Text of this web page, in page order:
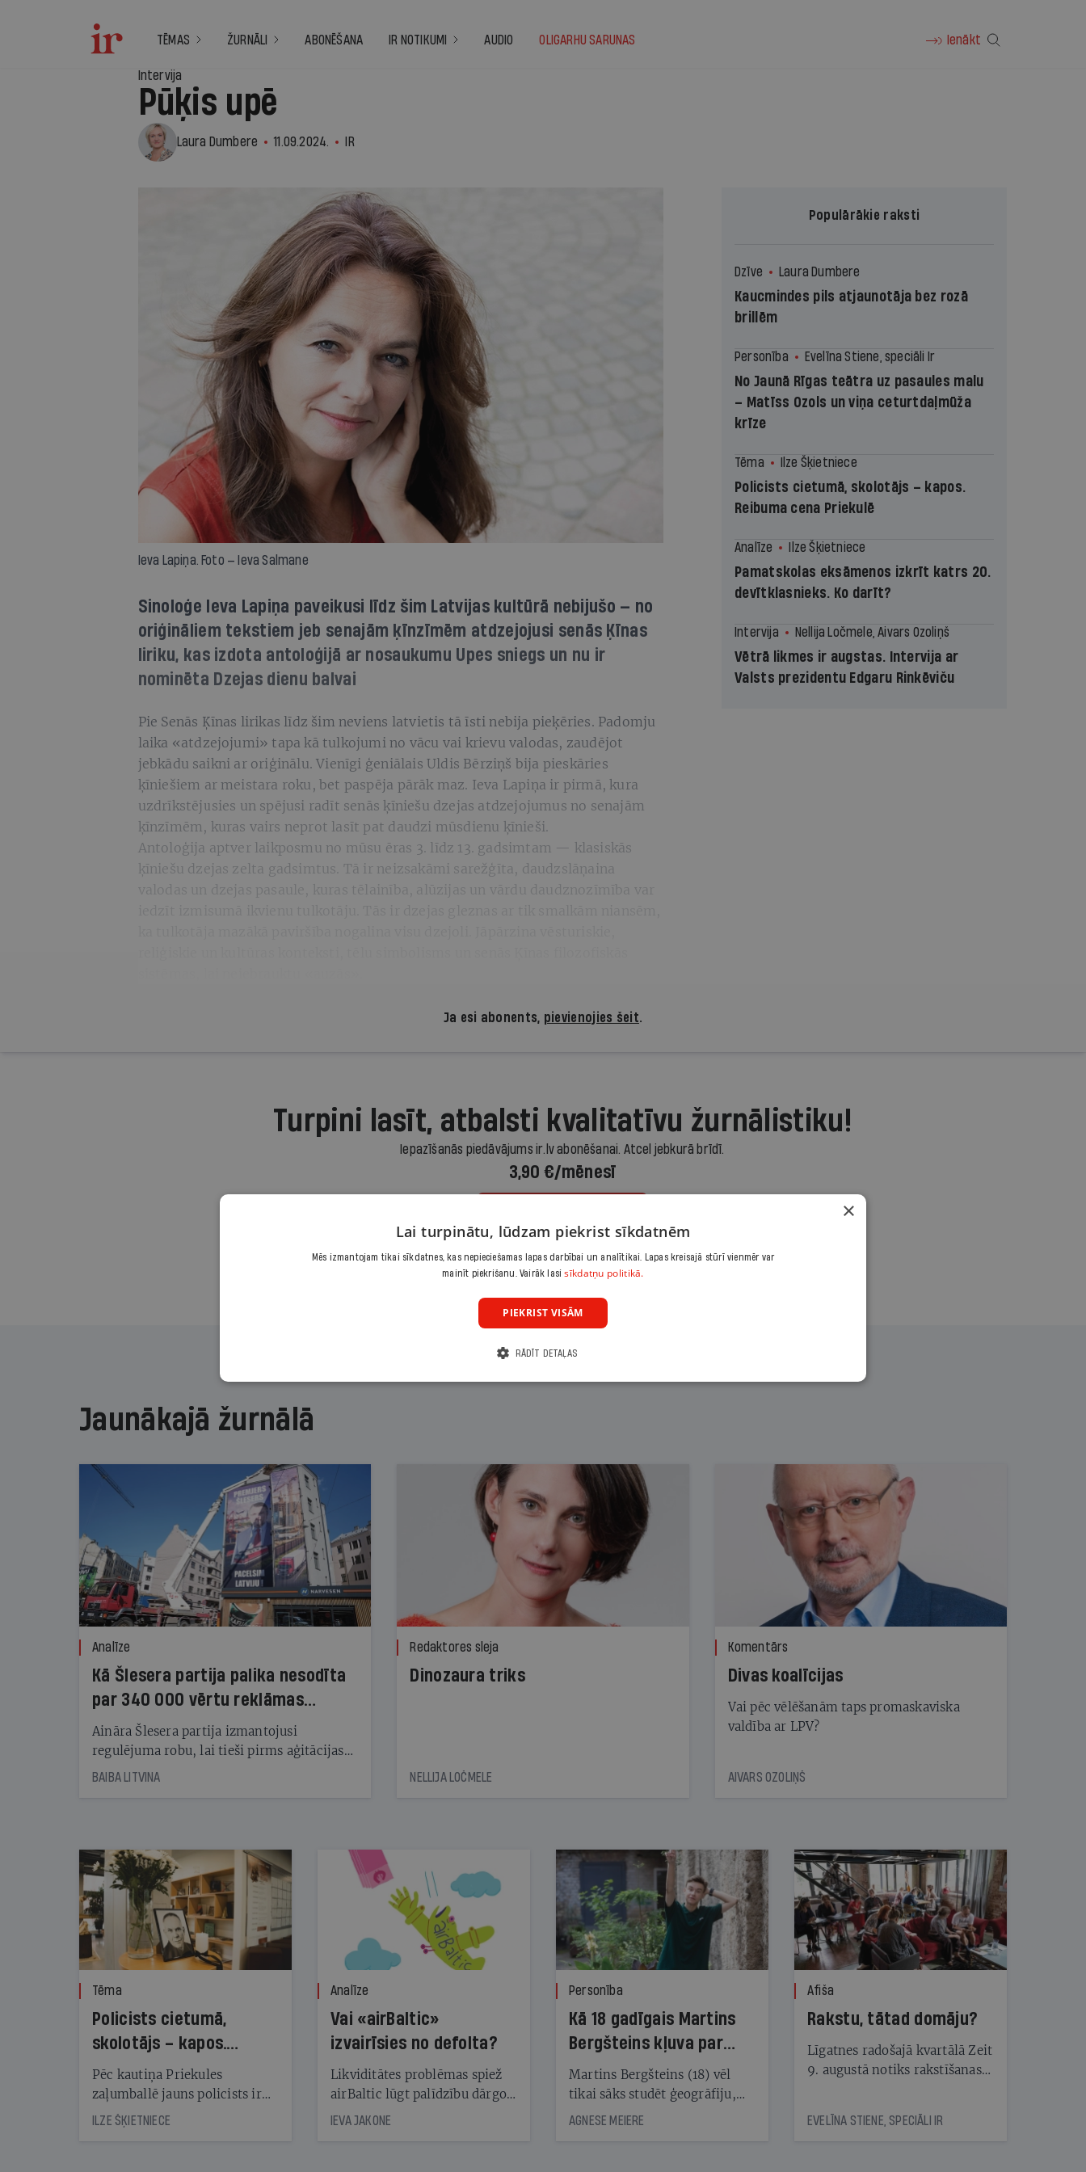
TĒMAS ŽURNĀLI ABONĒŠANA IR NOTIKUMI AUDIO OLIGARHU SARUNAS Ienākt
Intervija
Pūķis upē
Laura Dumbere 11.09.2024. IR
Ieva Lapiņa. Foto — Ieva Salmane
Sinoloģe Ieva Lapiņa paveikusi līdz šim Latvijas kultūrā nebijušo — no
oriģināliem tekstiem jeb senajām ķīnzīmēm atdzejojusi senās Ķīnas
liriku, kas izdota antoloģijā ar nosaukumu Upes sniegs un nu ir
nominēta Dzejas dienu balvai
Pie Senās Ķīnas lirikas līdz šim neviens latvietis tā īsti nebija pieķēries. Padomju
laika «atdzejojumi» tapa kā tulkojumi no vācu vai krievu valodas, zaudējot
jebkādu saikni ar oriģinālu. Vienīgi ģeniālais Uldis Bērziņš bija pieskāries
ķīniešiem ar meistara roku, bet paspēja pārāk maz. Ieva Lapiņa ir pirmā, kura
uzdrīkstējusies un spējusi radīt senās ķīniešu dzejas atdzejojumus no senajām
ķīnzīmēm, kuras vairs neprot lasīt pat daudzi mūsdienu ķīnieši.
Antoloģija aptver laikposmu no mūsu ēras 3. līdz 13. gadsimtam — klasiskās
ķīniešu dzejas zelta gadsimtus. Tā ir neizsakāmi sarežģīta, daudzslāņaina
valodas un dzejas pasaule, kuras tēlainība, alūzijas un vārdu daudznozīmība var
Populārākie raksti
Dzīve Laura Dumbere
Kaucmindes pils atjaunotāja bez rozā
brillēm
Personība Evelīna Stiene, speciāli Ir
No Jaunā Rīgas teātra uz pasaules malu
– Matīss Ozols un viņa ceturtdaļmūža
krīze
Tēma Ilze Šķietniece
Policists cietumā, skolotājs – kapos.
Reibuma cena Priekulē
Analīze Ilze Šķietniece
Pamatskolas eksāmenos izkrīt katrs 20.
devītklasnieks. Ko darīt?
Intervija Nellija Ločmele, Aivars Ozoliņš
Vētrā likmes ir augstas. Intervija ar
Valsts prezidentu Edgaru Rinkēviču
Ja esi abonents, pievienojies šeit.
Turpini lasīt, atbalsti kvalitatīvu žurnālistiku!
Iepazīšanās piedāvājums ir.lv abonēšanai. Atcel jebkurā brīdī.
3,90 €/mēnesī
Citas abonēšanas iespējas meklē šeit
Jaunākajā žurnālā
Analīze
Kā Šlesera partija palika nesodīta
par 340 000 vērtu reklāmas
kampaņu
Aināra Šlesera partija izmantojusi
regulējuma robu, lai tieši pirms aģitācijas
starta izreklamētos par summu, kas
BAIBA LITVINA
Redaktores sleja
Dinozaura triks
NELLIJA LOČMELE
Komentārs
Divas koalīcijas
Vai pēc vēlēšanām taps promaskaviska
valdība ar LPV?
AIVARS OZOLIŅŠ
Tēma
Policists cietumā,
skolotājs – kapos.
Reibuma cena Priekulē
Pēc kautiņa Priekules
zaļumballē jauns policists ir
nonācis cietumā, bet
cienījams pedagogs — kapos.
ILZE ŠĶIETNIECE
Analīze
Vai «airBaltic»
izvairīsies no defolta?
Likviditātes problēmas spiež
airBaltic lūgt palīdzību dārgo
obligāciju turētājiem, taču
IEVA JAKONE
Personība
Kā 18 gadīgais Martins
Bergšteins kļuva par
laika ziņu seju?
Martins Bergšteins (18) vēl
tikai sāks studēt ģeogrāfiju,
bet viņa sacītajam jau uzticas
AGNESE MEIERE
Afiša
Rakstu, tātad domāju?
Līgatnes radošajā kvartālā Zeit
9. augustā notiks rakstīšanas
EVELĪNA STIENE, SPECIĀLI IR
×
Lai turpinātu, lūdzam piekrist sīkdatnēm
Mēs izmantojam tikai sīkdatnes, kas nepieciešamas lapas darbībai un analītikai. Lapas kreisajā stūrī vienmēr var
mainīt piekrišanu. Vairāk lasisīkdatņu politikā.
PIEKRIST VISĀM
RĀDĪT DETAĻAS